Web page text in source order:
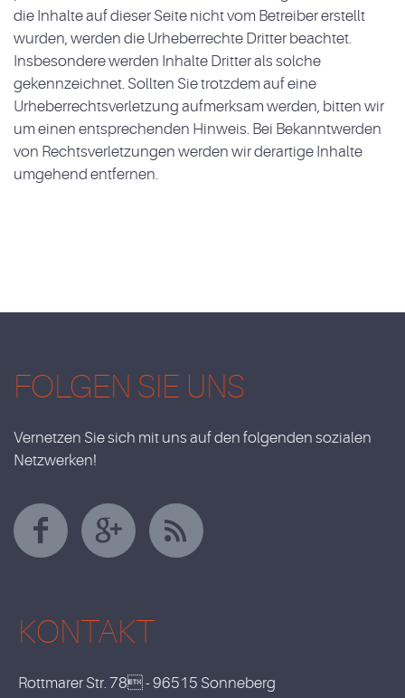
die Inhalte auf dieser Seite nicht vom Betreiber erstellt
wurden, werden die Urheberrechte Dritter beachtet.
Insbesondere werden Inhalte Dritter als solche
gekennzeichnet. Sollten Sie trotzdem auf eine
Urheberrechtsverletzung aufmerksam werden, bitten wir
um einen entsprechenden Hinweis. Bei Bekanntwerden
von Rechtsverletzungen werden wir derartige Inhalte
umgehend entfernen.
FOLGEN SIE UNS
Vernetzen Sie sich mit uns auf den folgenden sozialen
Netzwerken!
KONTAKT
Rottmarer Str. 78 - 96515 Sonneberg